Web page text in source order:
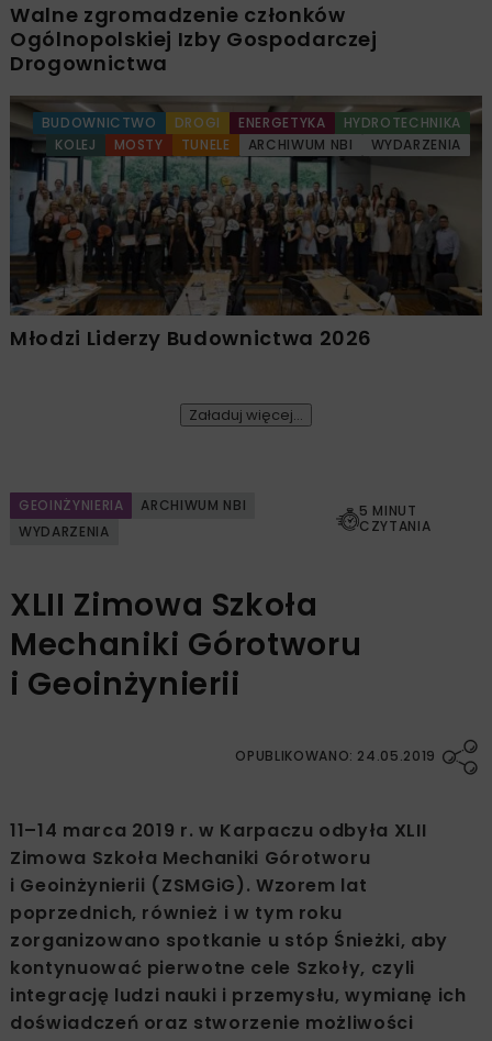
Walne zgromadzenie członków
Ogólnopolskiej Izby Gospodarczej
Drogownictwa
BUDOWNICTWO DROGI ENERGETYKA
HYDROTECHNIKA
KOLEJ
MOSTY TUNELE ARCHIWUM NBI WYDARZENIA
Młodzi Liderzy Budownictwa 2026
Załaduj więcej...
GEOINŻYNIERIA
ARCHIWUM NBI
WYDARZENIA
5 MINUT
CZYTANIA
XLII Zimowa Szkoła
Mechaniki Górotworu
i Geoinżynierii
OPUBLIKOWANO: 24.05.2019
11–14 marca 2019 r. w Karpaczu odbyła XLII
Zimowa Szkoła Mechaniki Górotworu
i Geoinżynierii (ZSMGiG). Wzorem lat
poprzednich, również i w tym roku
zorganizowano spotkanie u stóp Śnieżki, aby
kontynuować pierwotne cele Szkoły, czyli
integrację ludzi nauki i przemysłu, wymianę ich
doświadczeń oraz stworzenie możliwości